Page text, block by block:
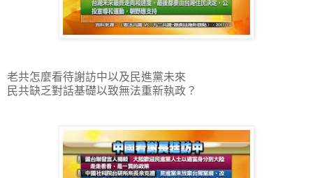
老共怎麼看待謝訪中以及民進黨未來
民共缺乏對話基礎以致無法重新執政？